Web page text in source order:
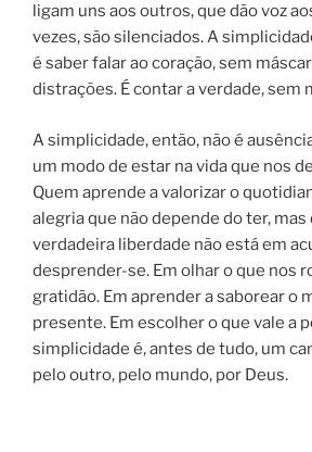
ligam uns aos outros, que dão voz
vezes, são silenciados. A
é saber falar ao coração, sem
distrações. É contar a verdade, sem
A simplicidade, então, não é
um modo de estar na vida que nos
Quem aprende a valorizar o
alegria que não depende do ter, mas
verdadeira liberdade não está em
desprender-se. Em olhar o que nos
gratidão. Em aprender a saborear o
presente. Em escolher o que vale a
simplicidade é, antes de tudo, um
pelo outro, pelo mundo, por Deus.